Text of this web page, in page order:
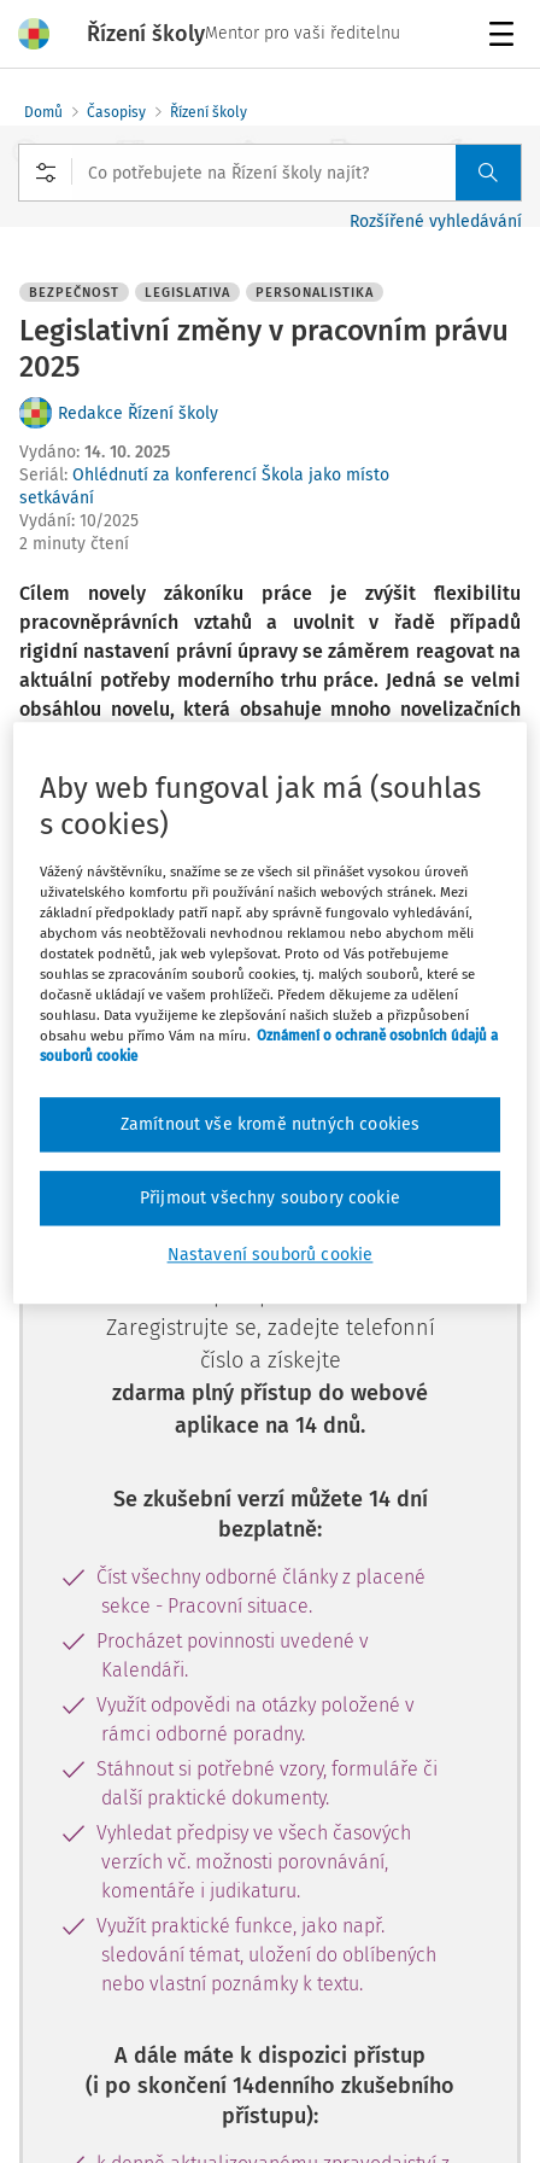
Řízení školyMentor pro vaši ředitelnu
Domů Časopisy Řízení školy
Rozšířené vyhledávání
BEZPEČNOST LEGISLATIVA PERSONALISTIKA
Legislativní změny v pracovním právu
2025
Redakce Řízení školy
Vydáno: 14. 10. 2025
Seriál: Ohlédnutí za konferencí Škola jako místo
setkávání
Vydání: 10/2025
2 minuty čtení
Cílem novely zákoníku práce je zvýšit flexibilitu
pracovněprávních vztahů a uvolnit v řadě případů
rigidní nastavení právní úpravy se záměrem reagovat na
aktuální potřeby moderního trhu práce. Jedná se velmi
obsáhlou novelu, která obsahuje mnoho novelizačních
Změny zákoníku práce ovlivňující
pracovní podmínky ve školství
Jak změny v legislativě prakticky ovlivňují vaší práci a na
co všechno je potřeba nově myslet?
Tento dokument je jen pro
předplatitele.
Zaregistrujte se, zadejte telefonní
číslo a získejte
zdarma plný přístup do webové
aplikace na 14 dnů.
Se zkušební verzí můžete 14 dní
bezplatně:
Číst všechny odborné články z placené
sekce - Pracovní situace.
Procházet povinnosti uvedené v
Kalendáři.
Využít odpovědi na otázky položené v
rámci odborné poradny.
Stáhnout si potřebné vzory, formuláře či
další praktické dokumenty.
Vyhledat předpisy ve všech časových
verzích vč. možnosti porovnávání,
komentáře i judikaturu.
Využít praktické funkce, jako např.
sledování témat, uložení do oblíbených
nebo vlastní poznámky k textu.
A dále máte k dispozici přístup
(i po skončení 14denního zkušebního
přístupu):
Aby web fungoval jak má (souhlas
s cookies)
Vážený návštěvníku, snažíme se ze všech sil přinášet vysokou úroveň
uživatelského komfortu při používání našich webových stránek. Mezi
základní předpoklady patří např. aby správně fungovalo vyhledávání,
abychom vás neobtěžovali nevhodnou reklamou nebo abychom měli
dostatek podnětů, jak web vylepšovat. Proto od Vás potřebujeme
souhlas se zpracováním souborů cookies, tj. malých souborů, které se
dočasně ukládají ve vašem prohlížeči. Předem děkujeme za udělení
souhlasu. Data využijeme ke zlepšování našich služeb a přizpůsobení
obsahu webu přímo Vám na míru. Oznámení o ochraně osobních údajů a
souborů cookie
Nastavení souborů cookie
Zamítnout vše kromě nutných cookies
Přijmout všechny soubory cookie